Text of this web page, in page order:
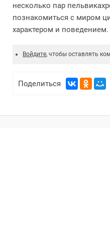
несколько пар
познакомиться с миром
характером и поведением.
Войдите, чтобы оставлять
Поделиться